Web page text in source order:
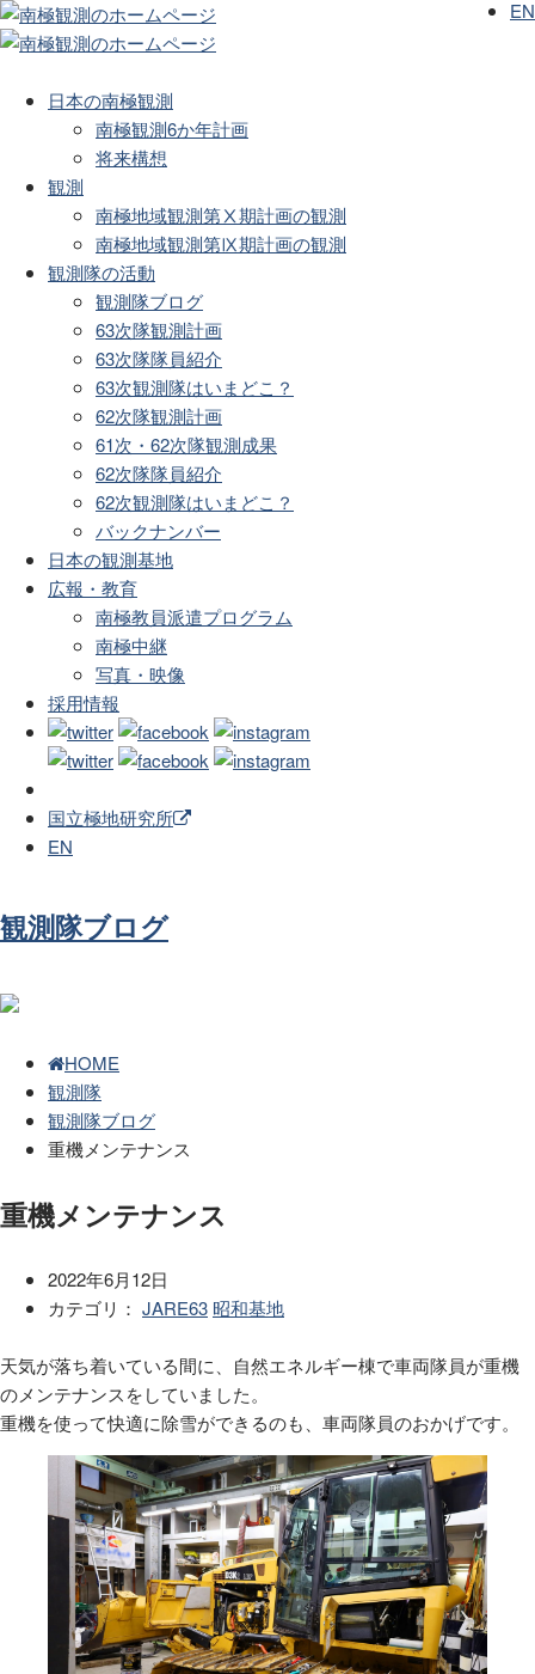
日本の南極観測
南極観測6か年計画
将来構想
観測
南極地域観測第Ⅹ期計画の観測
南極地域観測第Ⅸ期計画の観測
観測隊の活動
観測隊ブログ
63次隊観測計画
63次隊隊員紹介
63次観測隊はいまどこ？
62次隊観測計画
61次・62次隊観測成果
62次隊隊員紹介
62次観測隊はいまどこ？
バックナンバー
日本の観測基地
広報・教育
南極教員派遣プログラム
南極中継
写真・映像
採用情報
国立極地研究所
EN
EN
観測隊ブログ
HOME
観測隊
観測隊ブログ
重機メンテナンス
重機メンテナンス
2022年6月12日
カテゴリ： JARE63 昭和基地
天気が落ち着いている間に、自然エネルギー棟で車両隊員が重機
のメンテナンスをしていました。
重機を使って快適に除雪ができるのも、車両隊員のおかげです。